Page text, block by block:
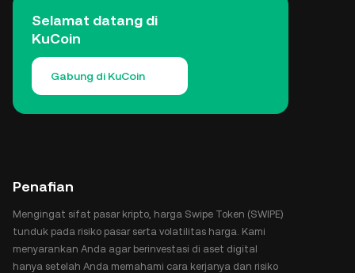
Selamat datang di
KuCoin
Gabung di KuCoin
Penafian
Mengingat sifat pasar kripto, harga Swipe Token (SWIPE)
tunduk pada risiko pasar serta volatilitas harga. Kami
menyarankan Anda agar berinvestasi di aset digital
hanya setelah Anda memahami cara kerjanya dan risiko